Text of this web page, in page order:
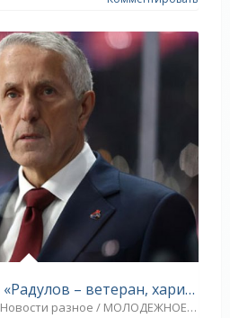
Боб Хартли: «Радулов – ветеран, харизма, страсть, Сурин – чёрт из табакерки» - «Ярославский спорт»
Новости разное / МОЛОДЕЖНОЕ ПЕРВЕНСТВО / Видео новости / Плавание / Многоборье / ТЕННИС / Другие виды спорта / Прыжки в воду / Игровые виды спорта / ХОККЕЙ / Спорт / Баскетбол / СТАТЬИ / ЛЕГКАЯ АТЛЕТИКА / ТРАНСФЕРЫ / Коньки / Единоборства / ГОЛЬФ / Формула-1